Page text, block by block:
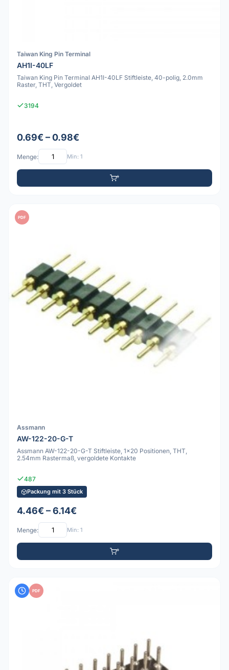
Taiwan King Pin Terminal
AH1I-40LF
Taiwan King Pin Terminal AH1I-40LF Stiftleiste, 40-polig, 2.0mm
Raster, THT, Vergoldet
3194
0.69€ – 0.98€
Menge: Min: 1
PDF
Assmann
AW-122-20-G-T
Assmann AW-122-20-G-T Stiftleiste, 1x20 Positionen, THT,
2.54mm Rastermaß, vergoldete Kontakte
487
Packung mit 3 Stück
4.46€ – 6.14€
Menge: Min: 1
PDF